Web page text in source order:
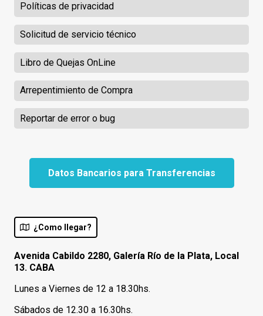
Políticas de privacidad
Solicitud de servicio técnico
Libro de Quejas OnLine
Arrepentimiento de Compra
Reportar de error o bug
Datos Bancarios para Transferencias
¿Como llegar?
Avenida Cabildo 2280, Galería Río de la Plata, Local
13. CABA
Lunes a Viernes de 12 a 18.30hs.
Sábados de 12.30 a 16.30hs.